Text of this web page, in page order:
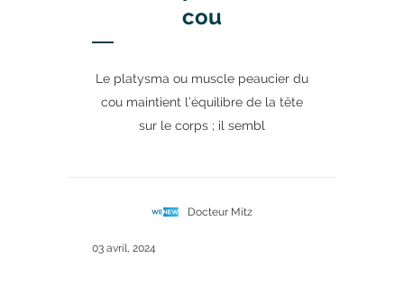
cou
Le platysma ou muscle peaucier du
cou maintient l’équilibre de la tête
sur le corps ; il sembl
Docteur Mitz
03 avril, 2024